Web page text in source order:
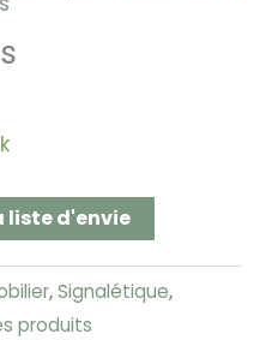
liste d'envie
,Signalétique,
produits